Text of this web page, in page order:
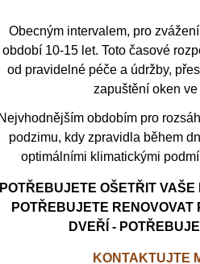
Obecným intervalem, pro
období 10-15 let. Toto časové
od pravidelné péče a údržby,
zapuštění oken
Nejvhodnějším obdobím pro
podzimu, kdy zpravidla během
optimálními klimatickými
POTŘEBUJETE OŠETŘIT
POTŘEBUJETE
DVEŘÍ -
KONTAKTUJTE